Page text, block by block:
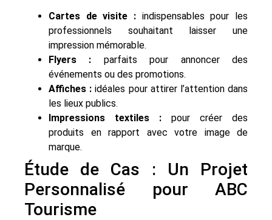
Cartes de visite : indispensables pour les
professionnels souhaitant laisser une
impression mémorable.
Flyers : parfaits pour annoncer des
événements ou des promotions.
Affiches : idéales pour attirer l’attention dans
les lieux publics.
Impressions textiles : pour créer des
produits en rapport avec votre image de
marque.
Étude de Cas : Un Projet
Personnalisé pour ABC
Tourisme